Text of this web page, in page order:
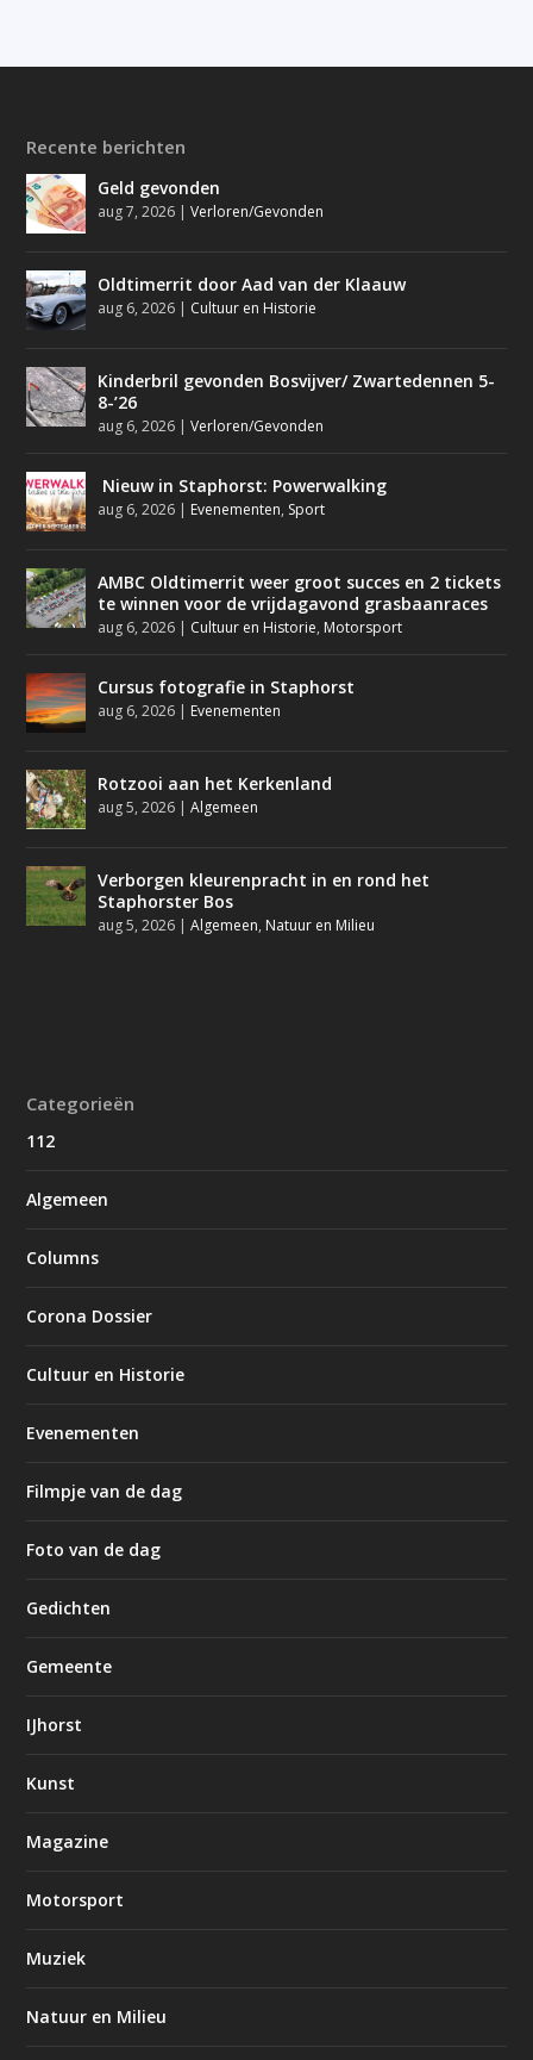
Recente berichten
Geld gevonden
aug 7, 2026 |Verloren/Gevonden
Oldtimerrit door Aad van der Klaauw
aug 6, 2026 | Cultuur en Historie
Kinderbril gevonden Bosvijver/ Zwartedennen 5-
8-’26
aug 6, 2026 |Verloren/Gevonden
Nieuw in Staphorst: Powerwalking
aug 6, 2026 | Evenementen, Sport
AMBC Oldtimerrit weer groot succes en 2 tickets
te winnen voor de vrijdagavond grasbaanraces
aug 6, 2026 | Cultuur en Historie, Motorsport
Cursus fotografie in Staphorst
aug 6, 2026 | Evenementen
Rotzooi aan het Kerkenland
aug 5, 2026 |Algemeen
Verborgen kleurenpracht in en rond het
Staphorster Bos
aug 5, 2026 |Algemeen, Natuur en Milieu
Categorieën
112
Algemeen
Columns
Corona Dossier
Cultuur en Historie
Evenementen
Filmpje van de dag
Foto van de dag
Gedichten
Gemeente
IJhorst
Kunst
Magazine
Motorsport
Muziek
Natuur en Milieu